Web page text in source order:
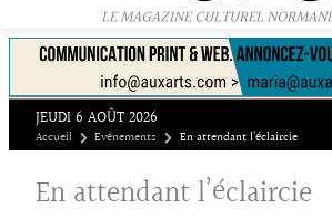
LE MAGAZINE CULTUREL
JEUDI 6 AOÛT 2026
Accueil Evénements En attendant l’éclaircie
En attendant l’éclaircie